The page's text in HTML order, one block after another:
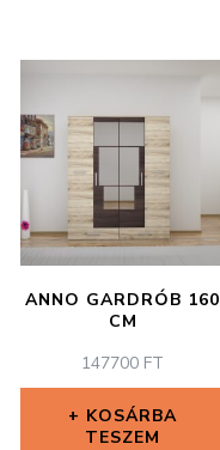
FT
ANNO GARDRÓB 160
CM
147700 FT
KOSÁRBA
TESZEM